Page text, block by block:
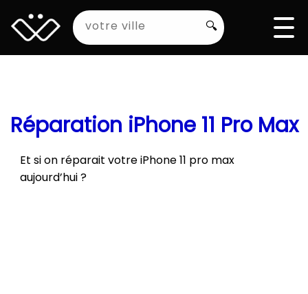
🔍
Réparation iPhone 11 Pro Max
Et si on réparait votre iPhone 11 pro max
aujourd’hui ?